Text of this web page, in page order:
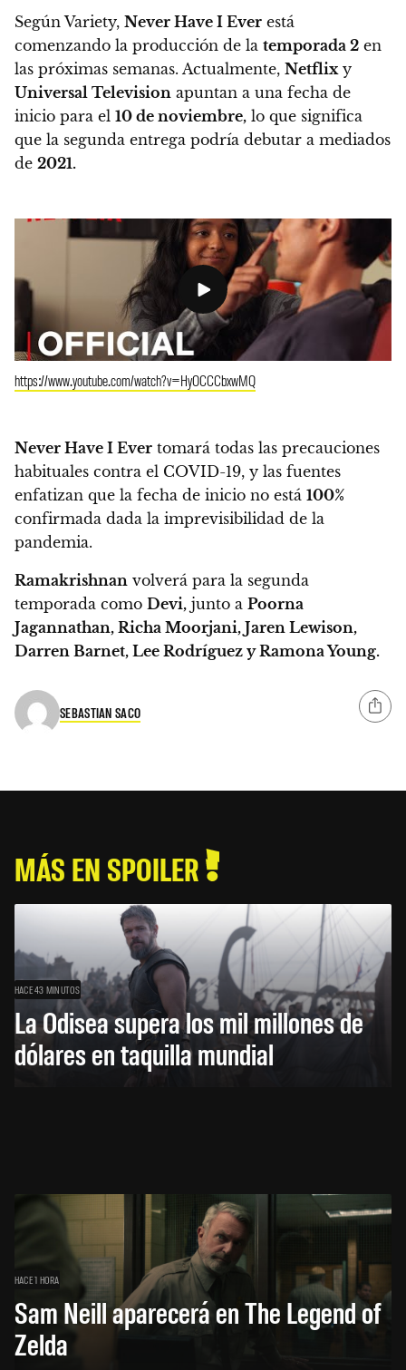
Según Variety, Never Have I Ever está
comenzando la producción de la temporada 2 en
las próximas semanas. Actualmente, Netflix y
Universal Television apuntan a una fecha de
inicio para el 10 de noviembre, lo que significa
que la segunda entrega podría debutar a mediados
de 2021.
https://www.youtube.com/watch?v=HyOCCCbxwMQ
Never Have I Ever tomará todas las precauciones
habituales contra el COVID-19, y las fuentes
enfatizan que la fecha de inicio no está 100%
confirmada dada la imprevisibilidad de la
pandemia.
Ramakrishnan volverá para la segunda
temporada como Devi, junto a Poorna
Jagannathan, Richa Moorjani, Jaren Lewison,
Darren Barnet, Lee Rodríguez y Ramona Young.
SEBASTIAN SACO
MÁS EN SPOILER
HACE 43 MINUTOS
La Odisea supera los mil millones de
dólares en taquilla mundial
HACE 1 HORA
Sam Neill aparecerá en The Legend of
Zelda